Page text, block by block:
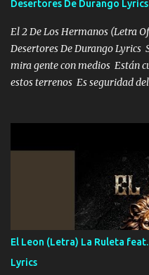
Desertores De Durango Lyrics
El 2 De Los Hermanos (Letra
Desertores De Durango Lyrics
mira gente con medios Están
estos terrenos Es seguridad
ni tampoco las mujeres
que estar alegres doy las
Música Si es que salta algún
ahí está el Hombre Cuarenta
cualquier problema no más es
FALTA UN HERMANO DE
HOMBRE VALIENTE POR
VIO POR LA FAMILIA PARA
El Leon (Letra) La Ruleta
Lyrics